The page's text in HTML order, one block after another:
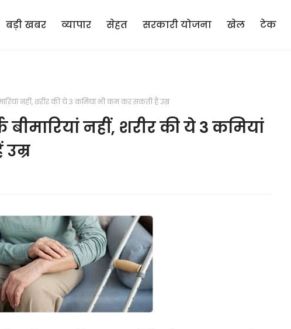
बड़ी खबर व्यापार सेहत सरकारी योजना खेल टेक
नहीं, शरीर की ये 3 कमियां भी कम कर सकती हैं उम्र
बीमारियां नहीं, शरीर की ये 3 कमियां